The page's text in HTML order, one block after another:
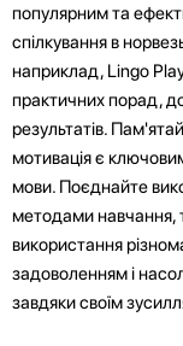
популярним та
спілкування в
наприклад, Lingo
практичних порад,
результатів.
мотивація є
мови. Поєднайте
методами навчання,
використання
задоволенням і
завдяки своїм